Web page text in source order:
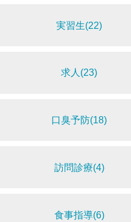
実習生(22)
求人(23)
口臭予防(18)
訪問診療(4)
食事指導(6)